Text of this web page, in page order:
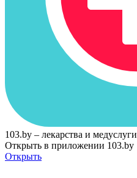
103.by – лекарства и медуслуги
Открыть в приложении 103.by
Открыть